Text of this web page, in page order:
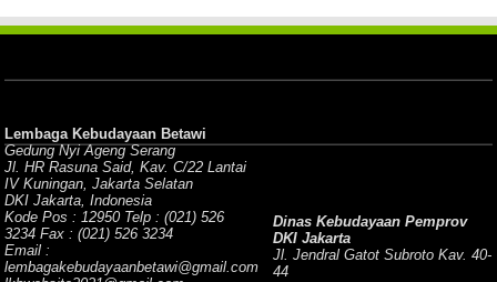
Lembaga Kebudayaan Betawi
Gedung Nyi Ageng Serang
Jl. HR Rasuna Said, Kav. C/22 Lantai
IV Kuningan, Jakarta Selatan
DKI Jakarta, Indonesia
Kode Pos : 12950 Telp : (021) 526
3234 Fax : (021) 526 3234
Email :
lembagakebudayaanbetawi@gmail.com
Dinas Kebudayaan Pemprov
DKI Jakarta
Jl. Jendral Gatot Subroto Kav. 40-
44